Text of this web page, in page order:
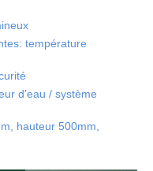
température
d'eau / système
hauteur 500mm,